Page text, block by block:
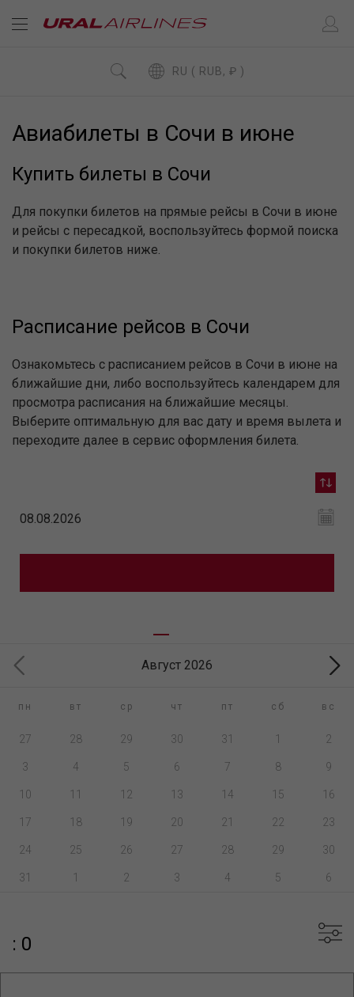
RU ( RUB, ₽ )
Авиабилеты в Сочи в июне
Купить билеты в Сочи
Для покупки билетов на прямые рейсы в Сочи в июне
и рейсы с пересадкой, воспользуйтесь формой поиска
и покупки билетов ниже.
Расписание рейсов в Сочи
Ознакомьтесь с расписанием рейсов в Сочи в июне на
ближайшие дни, либо воспользуйтесь календарем для
просмотра расписания на ближайшие месяцы.
Выберите оптимальную для вас дату и время вылета и
переходите далее в сервис оформления билета.
Август 2026
пн вт ср чт пт сб вс
27 28 29 30 31 1 2
3 4 5 6 7 8 9
10 11 12 13 14 15 16
17 18 19 20 21 22 23
24 25 26 27 28 29 30
31 1 2 3 4 5 6
: 0